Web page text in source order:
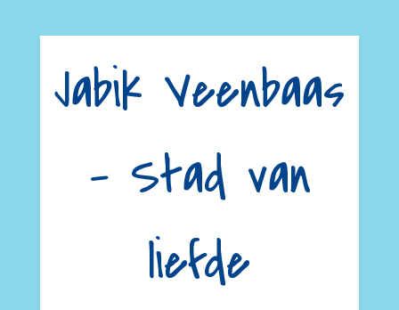
Jabik Veenbaas
– Stad van
liefde